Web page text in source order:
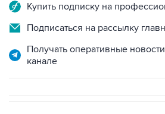
Купить подписку на
Подписаться на рассылку
Получать оперативные
канале